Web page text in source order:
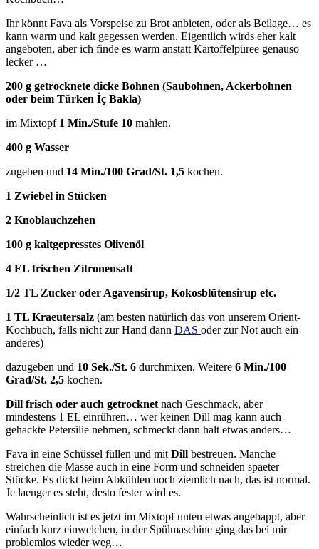
Ihr könnt Fava als Vorspeise zu Brot anbieten, oder als Beilage… es
kann warm und kalt gegessen werden. Eigentlich wirds eher kalt
angeboten, aber ich finde es warm anstatt Kartoffelpüree genauso
lecker …
200 g getrocknete dicke Bohnen (Saubohnen, Ackerbohnen
oder beim Türken İç Bakla)
im Mixtopf 1 Min./Stufe 10 mahlen.
400 g Wasser
zugeben und 14 Min./100 Grad/St. 1,5 kochen.
1 Zwiebel in Stücken
2 Knoblauchzehen
100 g kaltgepresstes Olivenöl
4 EL frischen Zitronensaft
1/2 TL Zucker oder Agavensirup, Kokosblütensirup etc.
1 TL Kraeutersalz (am besten natürlich das von unserem Orient-
Kochbuch, falls nicht zur Hand dann DAS oder zur Not auch ein
anderes)
dazugeben und 10 Sek./St. 6 durchmixen. Weitere 6 Min./100
Grad/St. 2,5 kochen.
Dill frisch oder auch getrocknet nach Geschmack, aber
mindestens 1 EL einrühren… wer keinen Dill mag kann auch
gehackte Petersilie nehmen, schmeckt dann halt etwas anders…
Fava in eine Schüssel füllen und mit Dill bestreuen. Manche
streichen die Masse auch in eine Form und schneiden spaeter
Stücke. Es dickt beim Abkühlen noch ziemlich nach, das ist normal.
Je laenger es steht, desto fester wird es.
Wahrscheinlich ist es jetzt im Mixtopf unten etwas angebappt, aber
einfach kurz einweichen, in der Spülmaschine ging das bei mir
problemlos wieder weg…